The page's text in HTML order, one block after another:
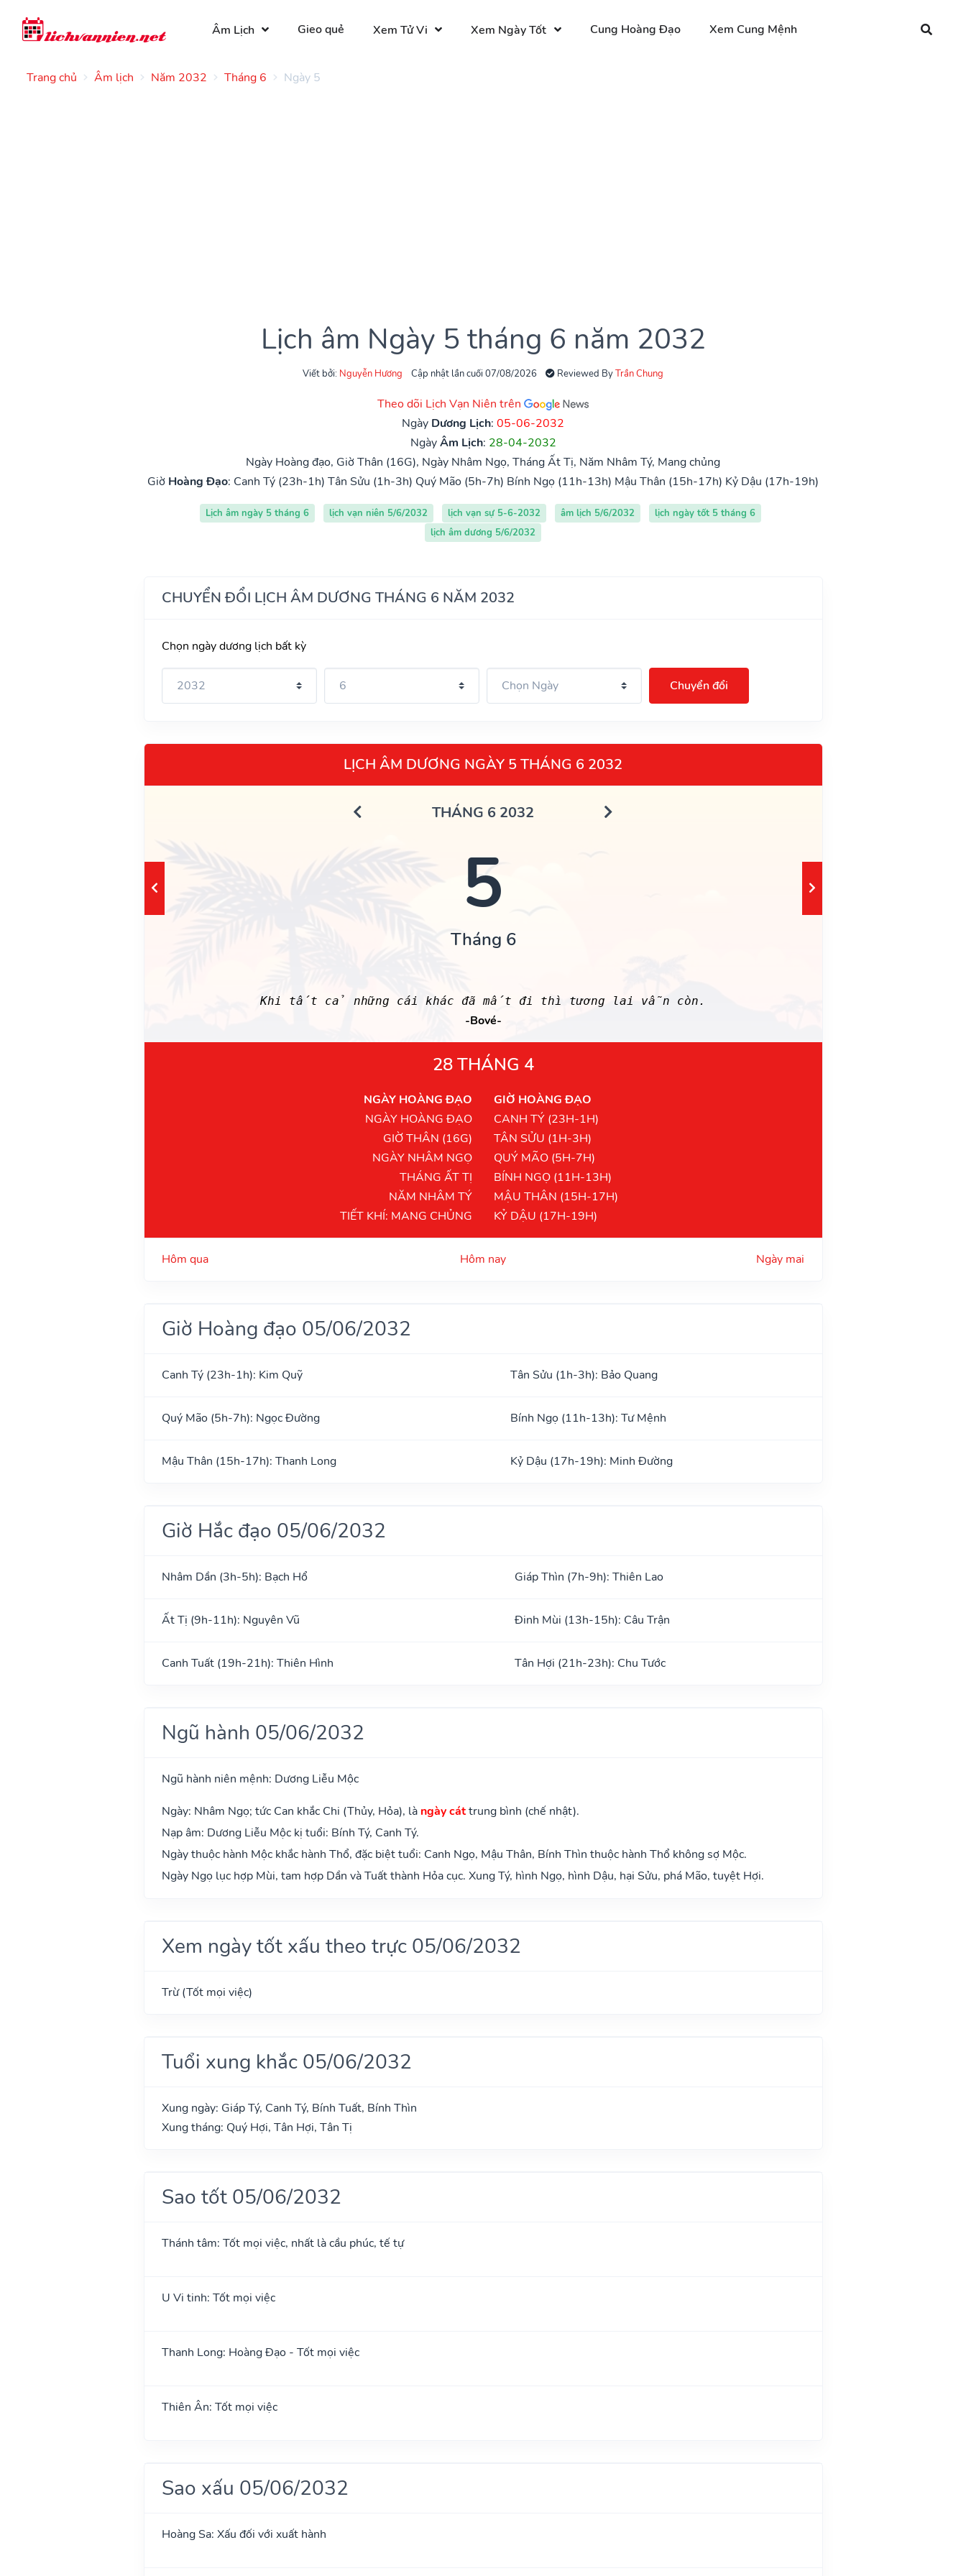
Âm Lịch Gieo quẻ Xem Tử Vi Xem Ngày Tốt Cung Hoàng Đạo Xem Cung Mệnh
Trang chủ Âm lịch Năm 2032 Tháng 6 Ngày 5
Lịch âm Ngày 5 tháng 6 năm 2032
Viết bởi: Nguyễn Hương Cập nhật lần cuối 07/08/2026 Reviewed ByTrần Chung
Theo dõi Lịch Vạn Niên trên
Ngày Dương Lịch: 05-06-2032
NgàyÂm Lịch: 28-04-2032
Ngày Hoàng đạo, Giờ Thân (16G), Ngày Nhâm Ngọ, Tháng Ất Tị, Năm Nhâm Tý, Mang chủng
Giờ Hoàng Đạo: Canh Tý (23h-1h) Tân Sửu (1h-3h) Quý Mão (5h-7h) Bính Ngọ (11h-13h) Mậu Thân (15h-17h) Kỷ Dậu (17h-19h)
Lịch âm ngày 5 tháng 6 lịch vạn niên 5/6/2032 lịch vạn sự 5-6-2032 âm lịch 5/6/2032
lịch ngày tốt 5 tháng 6
lịch âm dương 5/6/2032
CHUYỂN ĐỔI LỊCH ÂM DƯƠNG THÁNG 6 NĂM 2032
Chọn ngày dương lịch bất kỳ
Chuyển đổi
LỊCH ÂM DƯƠNG NGÀY 5 THÁNG 6 2032
THÁNG 6 2032
5
Tháng 6
Khi tất cả những cái khác đã mất đi thì tương lai vẫn còn.
-Bové-
28 THÁNG 4
NGÀY HOÀNG ĐẠO
NGÀY HOÀNG ĐẠO
GIỜ THÂN (16G)
NGÀY NHÂM NGỌ
THÁNG ẤT TỊ
NĂM NHÂM TÝ
TIẾT KHÍ: MANG CHỦNG
GIỜ HOÀNG ĐẠO
CANH TÝ (23H-1H)
TÂN SỬU (1H-3H)
QUÝ MÃO (5H-7H)
BÍNH NGỌ (11H-13H)
MẬU THÂN (15H-17H)
KỶ DẬU (17H-19H)
Hôm qua Hôm nay Ngày mai
Giờ Hoàng đạo 05/06/2032
Canh Tý (23h-1h): Kim Quỹ Tân Sửu (1h-3h): Bảo Quang
Quý Mão (5h-7h): Ngọc Đường Bính Ngọ (11h-13h): Tư Mệnh
Mậu Thân (15h-17h): Thanh Long Kỷ Dậu (17h-19h): Minh Đường
Giờ Hắc đạo 05/06/2032
Nhâm Dần (3h-5h): Bạch Hổ Giáp Thìn (7h-9h): Thiên Lao
Ất Tị (9h-11h): Nguyên Vũ Đinh Mùi (13h-15h): Câu Trận
Canh Tuất (19h-21h): Thiên Hình Tân Hợi (21h-23h): Chu Tước
Ngũ hành 05/06/2032
Ngũ hành niên mệnh: Dương Liễu Mộc
Ngày: Nhâm Ngọ; tức Can khắc Chi (Thủy, Hỏa), là ngày cáttrung bình (chế nhật).
Nạp âm: Dương Liễu Mộc kị tuổi: Bính Tý, Canh Tý.
Ngày thuộc hành Mộc khắc hành Thổ, đặc biệt tuổi: Canh Ngọ, Mậu Thân, Bính Thìn thuộc hành Thổ không sợ Mộc.
Ngày Ngọ lục hợp Mùi, tam hợp Dần và Tuất thành Hỏa cục. Xung Tý, hình Ngọ, hình Dậu, hại Sửu, phá Mão, tuyệt Hợi.
Xem ngày tốt xấu theo trực 05/06/2032
Trừ (Tốt mọi việc)
Tuổi xung khắc 05/06/2032
Xung ngày: Giáp Tý, Canh Tý, Bính Tuất, Bính Thìn
Xung tháng: Quý Hợi, Tân Hợi, Tân Tị
Sao tốt 05/06/2032
Thánh tâm: Tốt mọi việc, nhất là cầu phúc, tế tự
U Vi tinh: Tốt mọi việc
Thanh Long: Hoàng Đạo - Tốt mọi việc
Thiên Ân: Tốt mọi việc
Sao xấu 05/06/2032
Hoàng Sa: Xấu đối với xuất hành